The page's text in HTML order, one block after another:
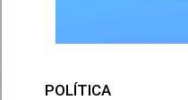
POLÍTICA